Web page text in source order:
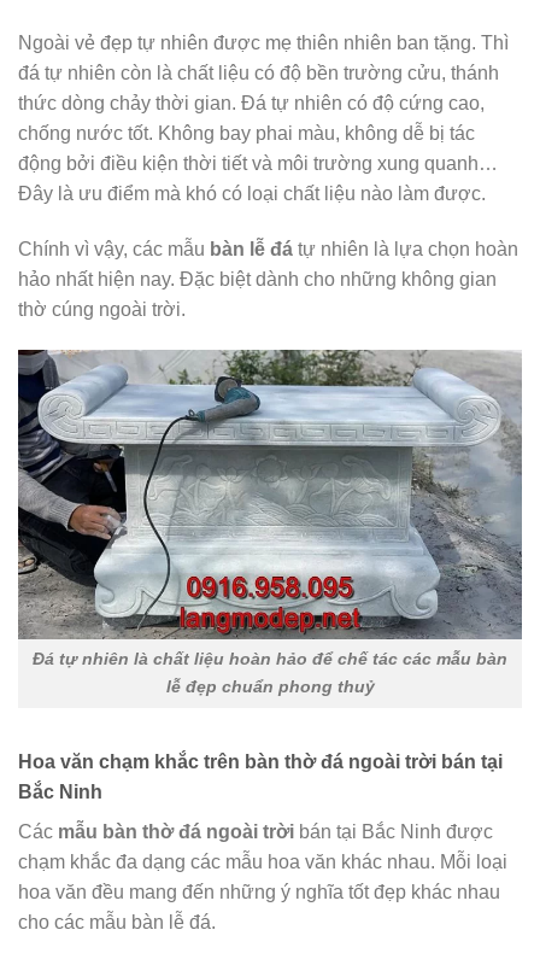
Ngoài vẻ đẹp tự nhiên được mẹ thiên nhiên ban tặng. Thì
đá tự nhiên còn là chất liệu có độ bền trường cửu, thánh
thức dòng chảy thời gian. Đá tự nhiên có độ cứng cao,
chống nước tốt. Không bay phai màu, không dễ bị tác
động bởi điều kiện thời tiết và môi trường xung quanh…
Đây là ưu điểm mà khó có loại chất liệu nào làm được.
Chính vì vậy, các mẫu bàn lễ đá tự nhiên là lựa chọn hoàn
hảo nhất hiện nay. Đặc biệt dành cho những không gian
thờ cúng ngoài trời.
Đá tự nhiên là chất liệu hoàn hảo để chế tác các mẫu bàn
lễ đẹp chuẩn phong thuỷ
Hoa văn chạm khắc trên bàn thờ đá ngoài trời bán tại
Bắc Ninh
Các mẫu bàn thờ đá ngoài trời bán tại Bắc Ninh được
chạm khắc đa dạng các mẫu hoa văn khác nhau. Mỗi loại
hoa văn đều mang đến những ý nghĩa tốt đẹp khác nhau
cho các mẫu bàn lễ đá.